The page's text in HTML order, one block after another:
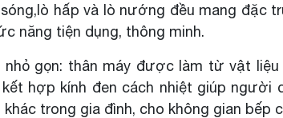
hấp và lò nướng đều mang đặc
năng tiện dụng, thông minh.
nhỏ gọn: thân máy được làm từ vật
hợp kính đen cách nhiệt giúp người
trong gia đình, cho không gian bếp